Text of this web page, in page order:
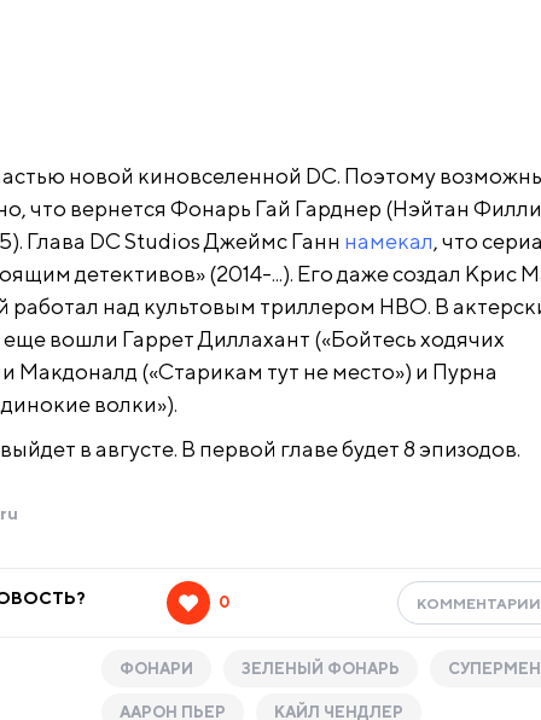
новой киновселенной DC. Поэтому
что вернется Фонарь Гай Гарднер (Нэйтан
Глава DC Studios Джеймс Ганн намекал, что
детективов» (2014-...). Его даже создал Крис
работал над культовым триллером HBO. В
вошли Гаррет Диллахант («Бойтесь ходячих
Макдоналд («Старикам тут не место») и Пурна
волки»).
в августе. В первой главе будет 8 эпизодов.
0
ФОНАРИ ЗЕЛЕНЫЙ ФОНАРЬ СУПЕРМЕН
ААРОН ПЬЕР КАЙЛ ЧЕНДЛЕР